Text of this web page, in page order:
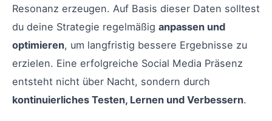
Resonanz erzeugen. Auf Basis dieser Daten solltest
du deine Strategie regelmäßig anpassen und
optimieren, um langfristig bessere Ergebnisse zu
erzielen. Eine erfolgreiche Social Media Präsenz
entsteht nicht über Nacht, sondern durch
kontinuierliches Testen, Lernen und Verbessern.